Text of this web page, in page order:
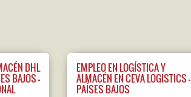
DHL
BAJOS –
EMPLEO EN LOGÍSTICA Y
ALMACÉN EN CEVA LOGISTICS –
PAÍSES BAJOS